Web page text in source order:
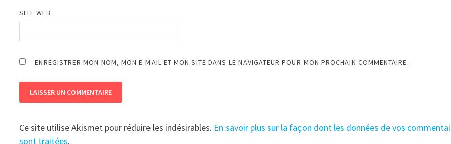
SITE WEB
ENREGISTRER MON NOM, MON E-MAIL ET MON SITE DANS LE NAVIGATEUR POUR MON PROCHAIN COMMENTAIRE.
Ce site utilise Akismet pour réduire les indésirables. En savoir plus sur la façon dont les données de vos
sont traitées.